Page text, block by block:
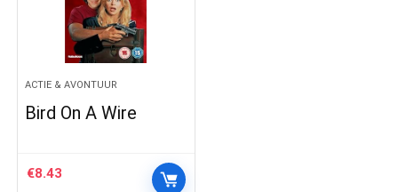
ACTIE & AVONTUUR
Bird On A Wire
€8.43